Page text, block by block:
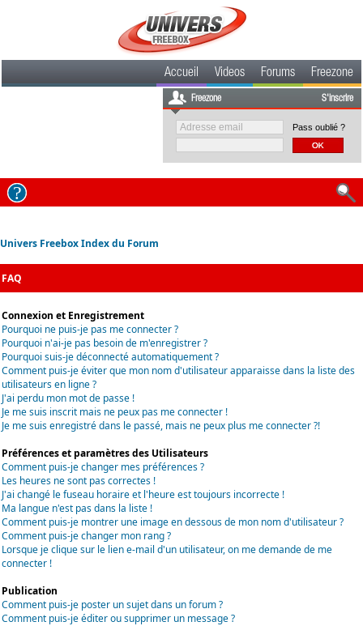
Accueil Videos Forums Freezone
Freezone S'inscrire
Pass oublié ?
Univers Freebox Index du Forum
FAQ
Connexion et Enregistrement
Pourquoi ne puis-je pas me connecter ?
Pourquoi n'ai-je pas besoin de m'enregistrer ?
Pourquoi suis-je déconnecté automatiquement ?
Comment puis-je éviter que mon nom d'utilisateur apparaisse dans la liste des
utilisateurs en ligne ?
J'ai perdu mon mot de passe !
Je me suis inscrit mais ne peux pas me connecter !
Je me suis enregistré dans le passé, mais ne peux plus me connecter ?!
Préférences et paramètres des Utilisateurs
Comment puis-je changer mes préférences ?
Les heures ne sont pas correctes !
J'ai changé le fuseau horaire et l'heure est toujours incorrecte !
Ma langue n'est pas dans la liste !
Comment puis-je montrer une image en dessous de mon nom d'utilisateur ?
Comment puis-je changer mon rang ?
Lorsque je clique sur le lien e-mail d'un utilisateur, on me demande de me
connecter !
Publication
Comment puis-je poster un sujet dans un forum ?
Comment puis-je éditer ou supprimer un message ?